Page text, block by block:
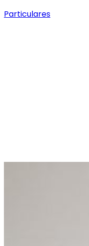
Particulares